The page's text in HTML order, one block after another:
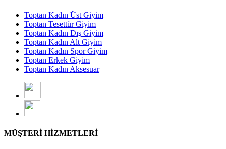
Toptan Kadın Üst Giyim
Toptan Tesettür Giyim
Toptan Kadın Dış Giyim
Toptan Kadın Alt Giyim
Toptan Kadın Spor Giyim
Toptan Erkek Giyim
Toptan Kadın Aksesuar
MÜŞTERİ HİZMETLERİ